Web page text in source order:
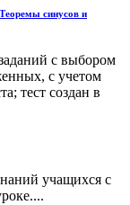
синусов и
с выбором
с учетом
тест создан в
учащихся с